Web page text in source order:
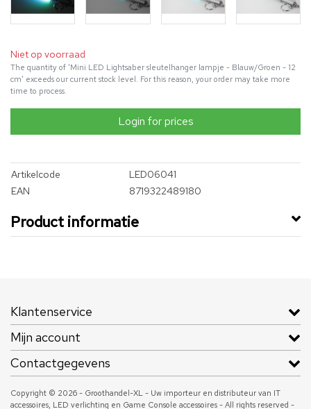
Niet op voorraad
The quantity of 'Mini LED Lightsaber sleutelhanger lampje - Blauw/Groen - 12
cm' exceeds our current stock level. For this reason, your order may take more
time to process.
Login for prices
Artikelcode
LED06041
EAN
8719322489180
Product informatie
Klantenservice
Mijn account
Contactgegevens
Copyright © 2026 - Groothandel-XL - Uw importeur en distributeur van IT
accessoires, LED verlichting en Game Console accessoires - All rights reserved -